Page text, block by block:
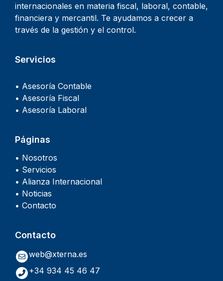
internacionales en materia fiscal, laboral, contable,
financiera y mercantil. Te ayudamos a crecer a
través de la gestión y el control.
Servicios
• Asesoría Contable
• Asesoría Fiscal
• Asesoría Laboral
Páginas
• Nosotros
• Servicios
• Alianza Internacional
• Noticias
• Contacto
Contacto
web@xterna.es
+34 934 45 46 47